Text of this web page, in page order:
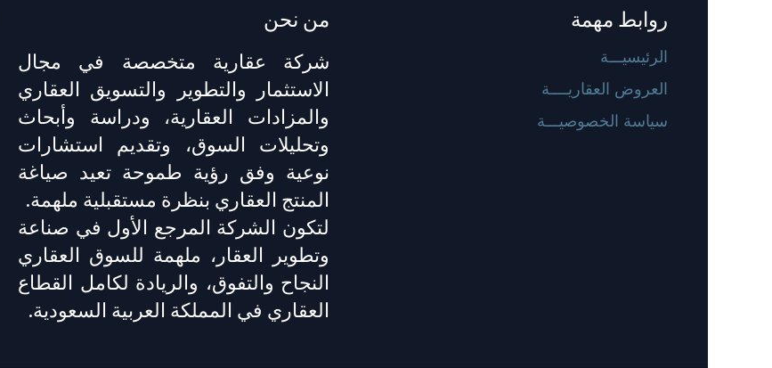
روابط مهمة
الرئيسيـــة
العروض العقاريــــة
سياسة الخصوصيـــة
من نحن
شركة عقارية متخصصة في مجال
الاستثمار والتطوير والتسويق العقاري
والمزادات العقارية، ودراسة وأبحاث
وتحليلات السوق، وتقديم استشارات
نوعية وفق رؤية طموحة تعيد صياغة
المنتج العقاري بنظرة مستقبلية ملهمة.
لتكون الشركة المرجع الأول في صناعة
وتطوير العقار، ملهمة للسوق العقاري
النجاح والتفوق، والريادة لكامل القطاع
العقاري في المملكة العربية السعودية.